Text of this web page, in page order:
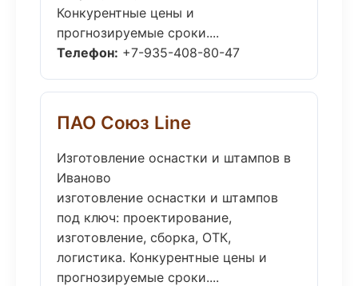
Конкурентные цены и
прогнозируемые сроки....
Телефон: +7-935-408-80-47
ПАО Союз Line
Изготовление оснастки и штампов в
Иваново
изготовление оснастки и штампов
под ключ: проектирование,
изготовление, сборка, ОТК,
логистика. Конкурентные цены и
прогнозируемые сроки....